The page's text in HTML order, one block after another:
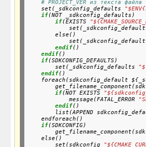
# PROJECT_VER из текста
    set(_sdkconfig_defaults
if(NOT _sdkconfig_defaults)
if(EXISTS
        else()
endif()
endif()
if(SDKCONFIG_DEFAULTS)
        set(_sdkconfig_defaults
endif()
foreach(sdkconfig_default
if(NOT EXISTS
            message(FATAL_ERROR
endif()
list(APPEND
    endforeach()
if(SDKCONFIG)
    else()
        set(sdkconfig